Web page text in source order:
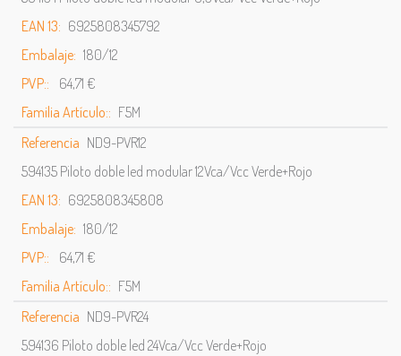
EAN 13: 6925808345792
Embalaje: 180/12
PVP::
64,71 €
Familia Artículo:: F5M
Referencia ND9-PVR12
594135 Piloto doble led modular 12Vca/Vcc Verde+Rojo
EAN 13: 6925808345808
Embalaje: 180/12
PVP::
64,71 €
Familia Artículo:: F5M
Referencia ND9-PVR24
594136 Piloto doble led 24Vca/Vcc Verde+Rojo